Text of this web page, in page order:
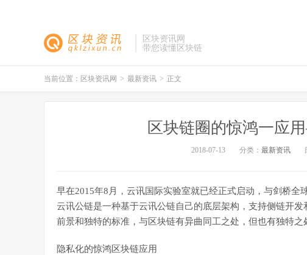
区块资讯网
带您读懂区块链
当前位置： 区块资讯网 > 最新资讯 > 正文
区块链圈的惊鸿一应
2018-07-13 分类： 最新资讯
早在2015年8月，云讯国际实验室就已经正式启动，与剑桥全
云讯公链是一种基于云讯公链自己的底层架构，支持侧链开
前景和独特的标准，与区块链有异曲同工之处，但也有独特之
隐私化的惊鸿区块链应用